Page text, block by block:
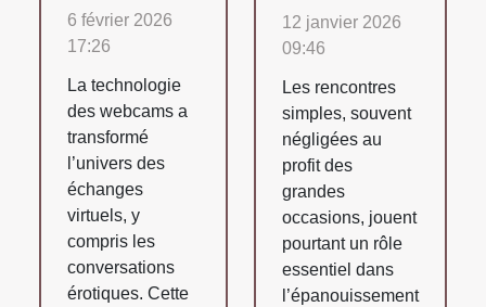
6 février 2026
17:26
La technologie
des webcams a
transformé
l’univers des
échanges
virtuels, y
compris les
conversations
érotiques. Cette
12 janvier 2026
09:46
Les rencontres
simples, souvent
négligées au
profit des
grandes
occasions, jouent
pourtant un rôle
essentiel dans
l’épanouissement